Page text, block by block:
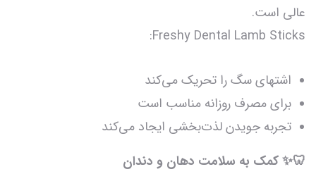
عالی است.
Freshy Dental Lamb Sticks:
اشتهای سگ را تحریک می‌کند
برای مصرف روزانه مناسب است
تجربه جویدن لذت‌بخشی ایجاد می‌کند
🦷✨ کمک به سلامت دهان و دندان